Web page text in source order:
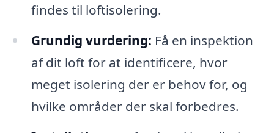
findes til loftisolering.
Grundig vurdering: Få en inspektion
af dit loft for at identificere, hvor
meget isolering der er behov for, og
hvilke områder der skal forbedres.